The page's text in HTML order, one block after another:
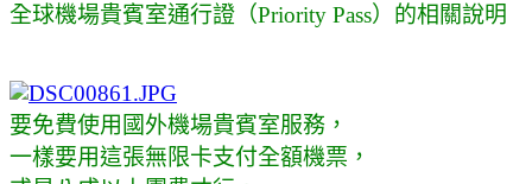
全球機場貴賓室通行證 （Priority Pass）的相關說明
要免費使用國外機場貴賓室服務，
一樣要用這張無限卡支付全額機票，